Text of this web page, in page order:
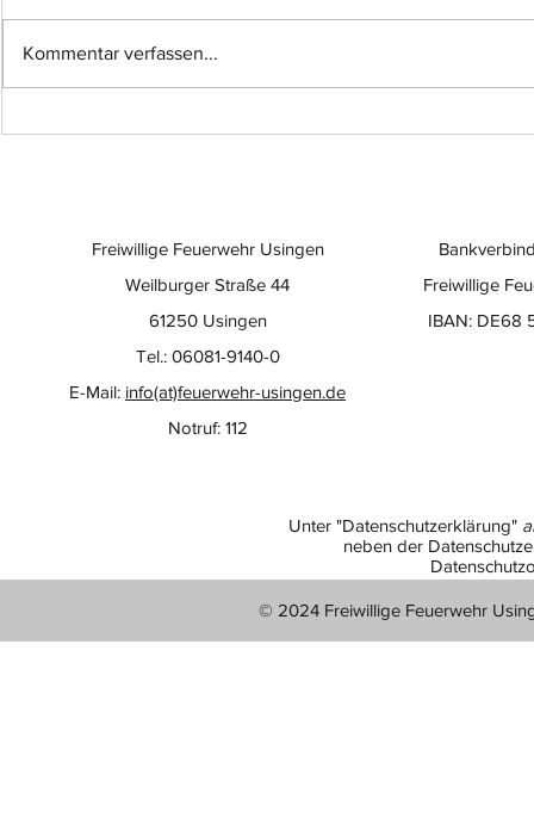
Einsatz-Nr.: 057
Kommentar verfassen...
Freiwillige
IBAN: DE68
Freiwillige Feuerwehr Usingen
Weilburger Straße 44
61250 Usingen
Tel.: 06081-9140-0
E-Mail: info(at)feuerwehr-usingen.de
Notruf: 112
Unter "Datenschutzerklärung"
neben der
© 2024 Freiwillige Feuerwehr